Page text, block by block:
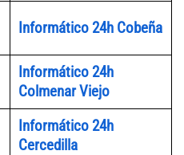
Informático 24h Cobeña
Informático 24h
Colmenar Viejo
Informático 24h
Cercedilla